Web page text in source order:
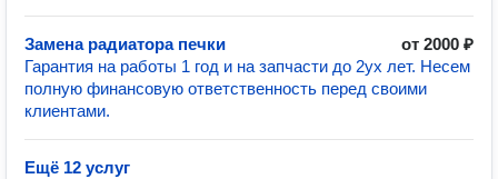
Замена радиатора печки
от 2000 ₽
Гарантия на работы 1 год и на запчасти до 2ух лет. Несем
полную финансовую ответственность перед своими
клиентами.
Ещё 12 услуг